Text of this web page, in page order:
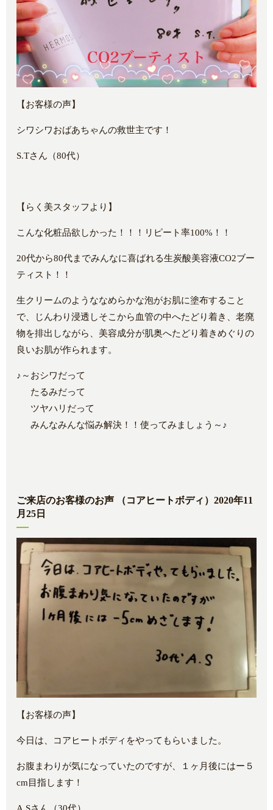
【お客様の声】
シワシワおばあちゃんの救世主です！
S.Tさん（80代）
【らく美スタッフより】
こんな化粧品欲しかった！！！リピート率100%！！
20代から80代までみんなに喜ばれる生炭酸美容液CO2ブー
ティスト！！
生クリームのようななめらかな泡がお肌に塗布すること
で、じんわり浸透しそこから血管の中へたどり着き、老廃
物を排出しながら、美容成分が肌奥へたどり着きめぐりの
良いお肌が作られます。
♪～おシワだって
たるみだって
ツヤハリだって
みんなみんな悩み解決！！使ってみましょう～♪
ご来店のお客様のお声 （コアヒートボディ）2020年11
月25日
【お客様の声】
今日は、コアヒートボディをやってもらいました。
お腹まわりが気になっていたのですが、１ヶ月後にはー５
cm目指します！